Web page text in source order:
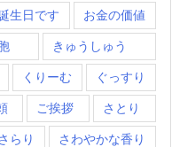
生日です お金の価値
きゅうしゅう
くりーむ ぐっすり
ご挨拶 さとり
さらり さわやかな香り